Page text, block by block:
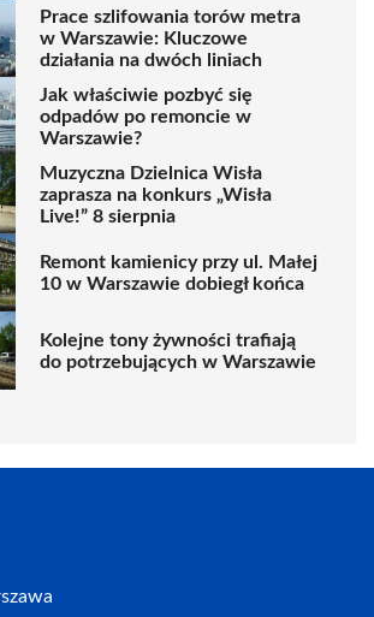
Prace szlifowania torów metra
w Warszawie: Kluczowe
działania na dwóch liniach
Jak właściwie pozbyć się
odpadów po remoncie w
Warszawie?
Muzyczna Dzielnica Wisła
zaprasza na konkurs „Wisła
Live!” 8 sierpnia
Remont kamienicy przy ul. Małej
10 w Warszawie dobiegł końca
Kolejne tony żywności trafiają
do potrzebujących w Warszawie